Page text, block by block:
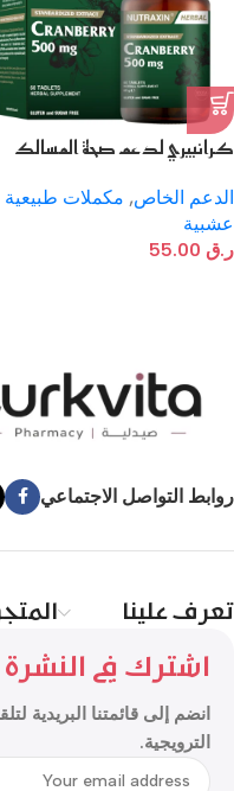
كرانبيري لدعم صحة المسالك
الدعم الخاص, مكملات طبيعية
عشبية
ر.ق
روابط التواصل الاجتماعي
تعرف علينا
اشترك في النشرة
انضم إلى قائمتنا البريدية
الترويجية.